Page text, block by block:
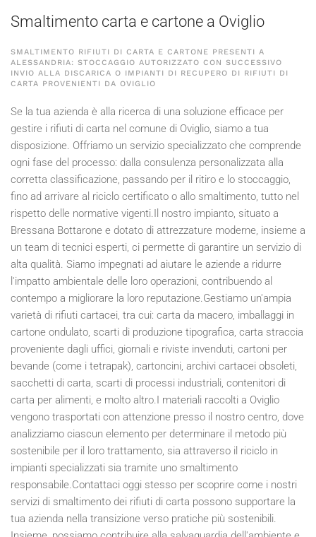
Smaltimento carta e cartone a Oviglio
SMALTIMENTO RIFIUTI DI CARTA E CARTONE PRESENTI A
ALESSANDRIA: STOCCAGGIO AUTORIZZATO CON SUCCESSIVO
INVIO ALLA DISCARICA O IMPIANTI DI RECUPERO DI RIFIUTI DI
CARTA PROVENIENTI DA OVIGLIO
Se la tua azienda è alla ricerca di una soluzione efficace per
gestire i rifiuti di carta nel comune di Oviglio, siamo a tua
disposizione. Offriamo un servizio specializzato che comprende
ogni fase del processo: dalla consulenza personalizzata alla
corretta classificazione, passando per il ritiro e lo stoccaggio,
fino ad arrivare al riciclo certificato o allo smaltimento, tutto nel
rispetto delle normative vigenti.Il nostro impianto, situato a
Bressana Bottarone e dotato di attrezzature moderne, insieme a
un team di tecnici esperti, ci permette di garantire un servizio di
alta qualità. Siamo impegnati ad aiutare le aziende a ridurre
l'impatto ambientale delle loro operazioni, contribuendo al
contempo a migliorare la loro reputazione.Gestiamo un'ampia
varietà di rifiuti cartacei, tra cui: carta da macero, imballaggi in
cartone ondulato, scarti di produzione tipografica, carta straccia
proveniente dagli uffici, giornali e riviste invenduti, cartoni per
bevande (come i tetrapak), cartoncini, archivi cartacei obsoleti,
sacchetti di carta, scarti di processi industriali, contenitori di
carta per alimenti, e molto altro.I materiali raccolti a Oviglio
vengono trasportati con attenzione presso il nostro centro, dove
analizziamo ciascun elemento per determinare il metodo più
sostenibile per il loro trattamento, sia attraverso il riciclo in
impianti specializzati sia tramite uno smaltimento
responsabile.Contattaci oggi stesso per scoprire come i nostri
servizi di smaltimento dei rifiuti di carta possono supportare la
tua azienda nella transizione verso pratiche più sostenibili.